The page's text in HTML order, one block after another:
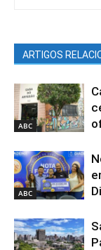
ARTIGOS
ABC
ABC